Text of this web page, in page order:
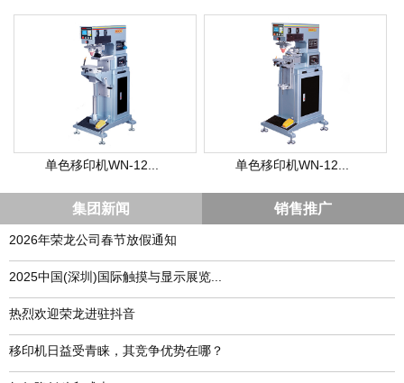
单色移印机WN-12... 单色移印机WN-12...
集团新闻 销售推广
2026年荣龙公司春节放假通知
​2025中国(深圳)国际触摸与显示展览...
热烈欢迎荣龙进驻抖音
移印机日益受青睐，其竞争优势在哪？